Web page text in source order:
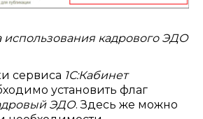
использования кадрового ЭДО
сервиса 1С:Кабинет
установить флаг
ЭДО. Здесь же можно